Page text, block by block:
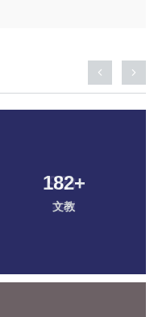
182+
文教